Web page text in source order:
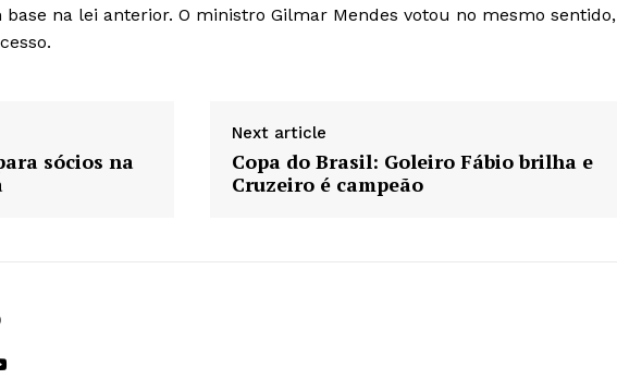
na lei anterior. O ministro Gilmar Mendes votou no mesmo sentido,
sócios na
Next article
Copa do Brasil: Goleiro Fábio brilha e
Cruzeiro é campeão